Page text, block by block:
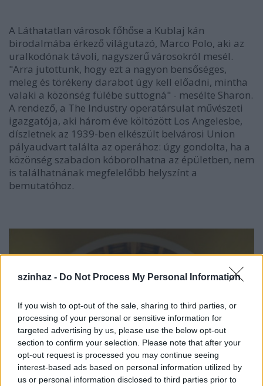
szinhaz - Do Not Process My Personal Information
If you wish to opt-out of the sale, sharing to third parties, or
processing of your personal or sensitive information for
targeted advertising by us, please use the below opt-out
section to confirm your selection. Please note that after your
opt-out request is processed you may continue seeing
interest-based ads based on personal information utilized by
us or personal information disclosed to third parties prior to
A Láthatatlan városok főhőse a Kublaj kán
birodalmába érkező világutazó, Marco Polo, aki az
uralkodónak távoli, nagyszerű városokról mesél.
"Arra jutottunk, hogy ezt a nagyon bensőséges,
meleg és törékeny darabot úgy kell előadni, mintha
valaki a közönség fülébe suttogná" - mesélte Sharon.
A rendező, a The Industry operatársulat művészeti
igazgatója, aki három éve költözött Los Angelesbe,
díszletnek az 1939-ben elkészült belvárosi Union
pályaudvart találta az operához: úgy gondolta, ha a
közönség szabadon kóborolhatna az épületben, nem
is találhatnának megfelelőbb helyszínt a
bemutatóhoz.